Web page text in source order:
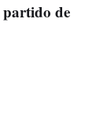
partido de